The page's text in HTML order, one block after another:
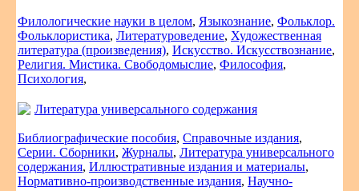
Филологические науки в целом, Языкознание, Фольклор.
Фольклористика, Литературоведение, Художественная
литература (произведения), Искусство. Искусствознание,
Религия. Мистика. Свободомыслие, Философия,
Психология,
Литература универсального содержания
Библиографические пособия, Справочные издания,
Серии. Сборники, Журналы, Литература универсального
содержания, Иллюстративные издания и материалы,
Нормативно-производственные издания, Научно-